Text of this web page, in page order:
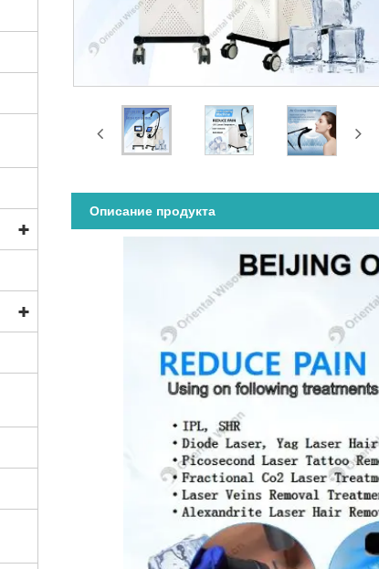
Описание продукта